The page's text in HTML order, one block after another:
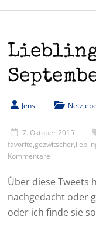
Jens
7. Oktober 2015
favorite,gezwitscher,
Kommentare
Über diese Tweets
nachgedacht oder
oder ich finde sie